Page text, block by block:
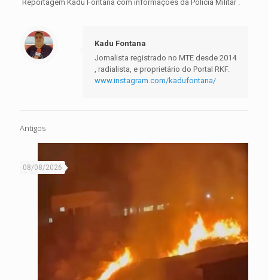
Reportagem Kadu Fontana com informações da Polícia Militar .
Kadu Fontana
Jornalista registrado no MTE desde 2014
, radialista, e proprietário do Portal RKF.
www.instagram.com/kadufontana/
Antigos
08/08/2026